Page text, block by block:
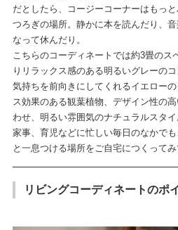
だとしたら、コージーコーナーはもっ
つろぎの場所。静かに本を読んだり、
なって休んだり。
こちらのコーディネートでは約3畳のス
りリラックス感のある明るいグレーの
気持ちを前向きにしてくれるイエロー
ス効果のある観葉植物、デザイン性の
わせ、明るい雰囲気のナチュラルスタ
家事、育児などに忙しい毎日のなかで
と一息つける場所をご自宅につくってみ
リビングコーディネートのポ